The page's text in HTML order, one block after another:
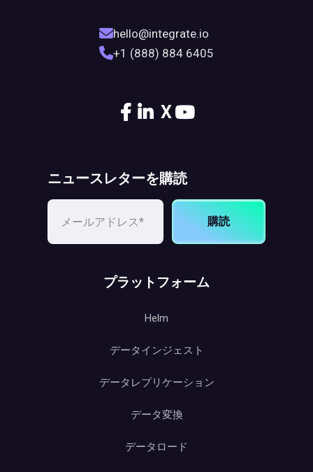
hello@integrate.io
+1 (888) 884 6405
X
ニュースレターを購読
購読
プラットフォーム
Helm
データインジェスト
データレプリケーション
データ変換
データロード